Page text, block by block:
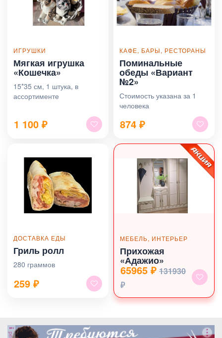
ИГРУШКИ
Мягкая игрушка
«Кошечка»
15*35 см, 1 штука, в
ассортименте
1 100 ₽
КАФЕ, БАРЫ, РЕСТОРАНЫ
Поминальные
обеды «Вариант
№2»
Стоимость указана за 1
человека
874 ₽
ДОСТАВКА ЕДЫ
Гриль ролл
280 граммов
259 ₽
МЕБЕЛЬ, ИНТЕРЬЕР
Прихожая
«Адажио»
65965 ₽ 131930
₽